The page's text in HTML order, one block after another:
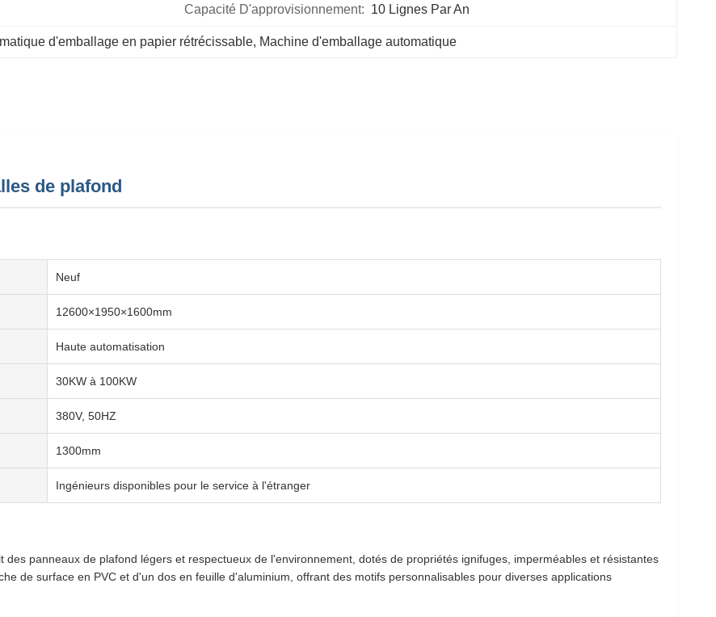
Capacité D'approvisionnement: 10 Lignes Par An
d'emballage en papier rétrécissable, Machine d'emballage automatique
de plafond
Neuf
12600×1950×1600mm
Haute automatisation
30KW à 100KW
380V, 50HZ
1300mm
Ingénieurs disponibles pour le service à l'étranger
panneaux de plafond légers et respectueux de l'environnement, dotés de propriétés ignifuges, imperméables et résistantes
de surface en PVC et d'un dos en feuille d'aluminium, offrant des motifs personnalisables pour diverses applications